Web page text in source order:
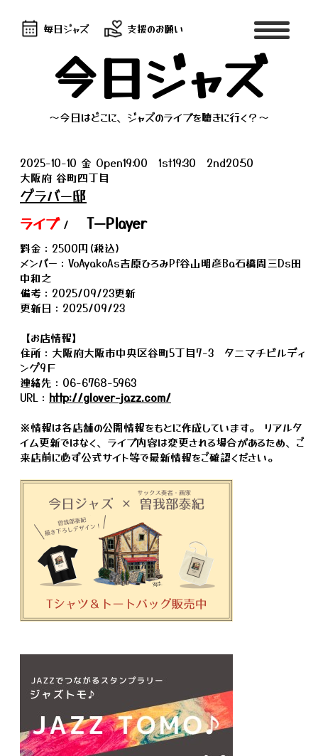
毎日ジャズ 支援のお願い
今日ジャズ
～今日はどこに、ジャズのライブを聴きに行く？～
2025-10-10 金 Open19:00 1st19:30 2nd20:50
大阪府 谷町四丁目
グラバー邸
ライブ/ TーPlayer
料金：2500円(税込)
メンバー：VoAyakoAs吉原ひろみPf谷山明彦Ba石橋周三Ds田
中和之
備考：2025/09/23更新
更新日：2025/09/23
【お店情報】
住所：大阪府大阪市中央区谷町5丁目7-3 タニマチビルディ
ング9Ｆ
連絡先：06-6768-5963
URL： http://glover-jazz.com/
※情報は各店舗の公開情報をもとに作成しています。 リアルタ
イム更新ではなく、ライブ内容は変更される場合があるため、ご
来店前に必ず公式サイト等で最新情報をご確認ください。